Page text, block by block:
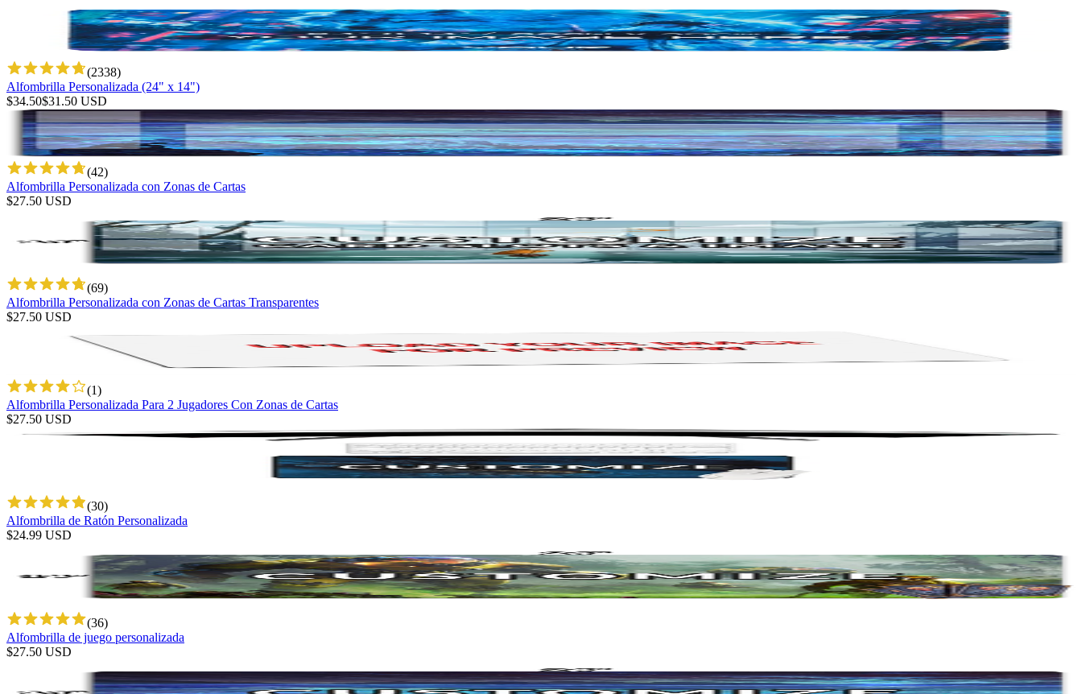
(2338)
Alfombrilla Personalizada (24" x 14")
$34.50$31.50 USD
(42)
Alfombrilla Personalizada con Zonas de Cartas
$27.50 USD
(69)
Alfombrilla Personalizada con Zonas de Cartas Transparentes
$27.50 USD
(1)
Alfombrilla Personalizada Para 2 Jugadores Con Zonas de Cartas
$27.50 USD
(30)
Alfombrilla de Ratón Personalizada
$24.99 USD
(36)
Alfombrilla de juego personalizada
$27.50 USD